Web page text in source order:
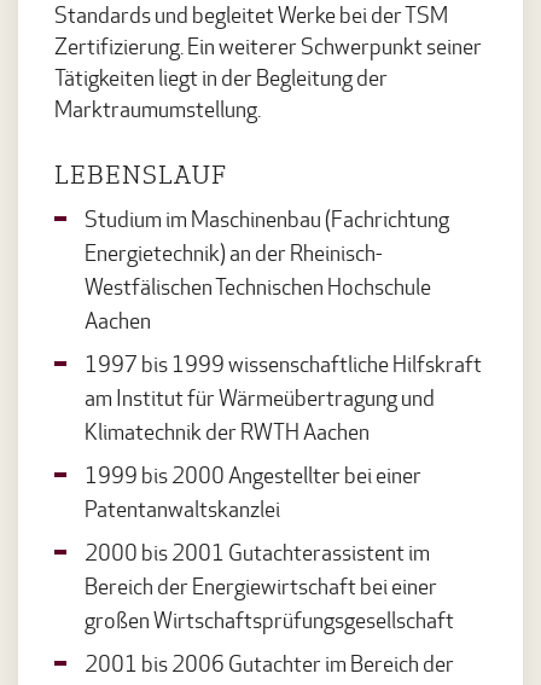
Standards und begleitet Werke bei der TSM
Zertifizierung. Ein weiterer Schwerpunkt seiner
Tätigkeiten liegt in der Begleitung der
Marktraumumstellung.
LEBENSLAUF
Studium im Maschinenbau (Fachrichtung
Energietechnik) an der Rheinisch-
Westfälischen Technischen Hochschule
Aachen
1997 bis 1999 wissenschaftliche Hilfskraft
am Institut für Wärmeübertragung und
Klimatechnik der RWTH Aachen
1999 bis 2000 Angestellter bei einer
Patentanwaltskanzlei
2000 bis 2001 Gutachterassistent im
Bereich der Energiewirtschaft bei einer
großen Wirtschaftsprüfungsgesellschaft
2001 bis 2006 Gutachter im Bereich der